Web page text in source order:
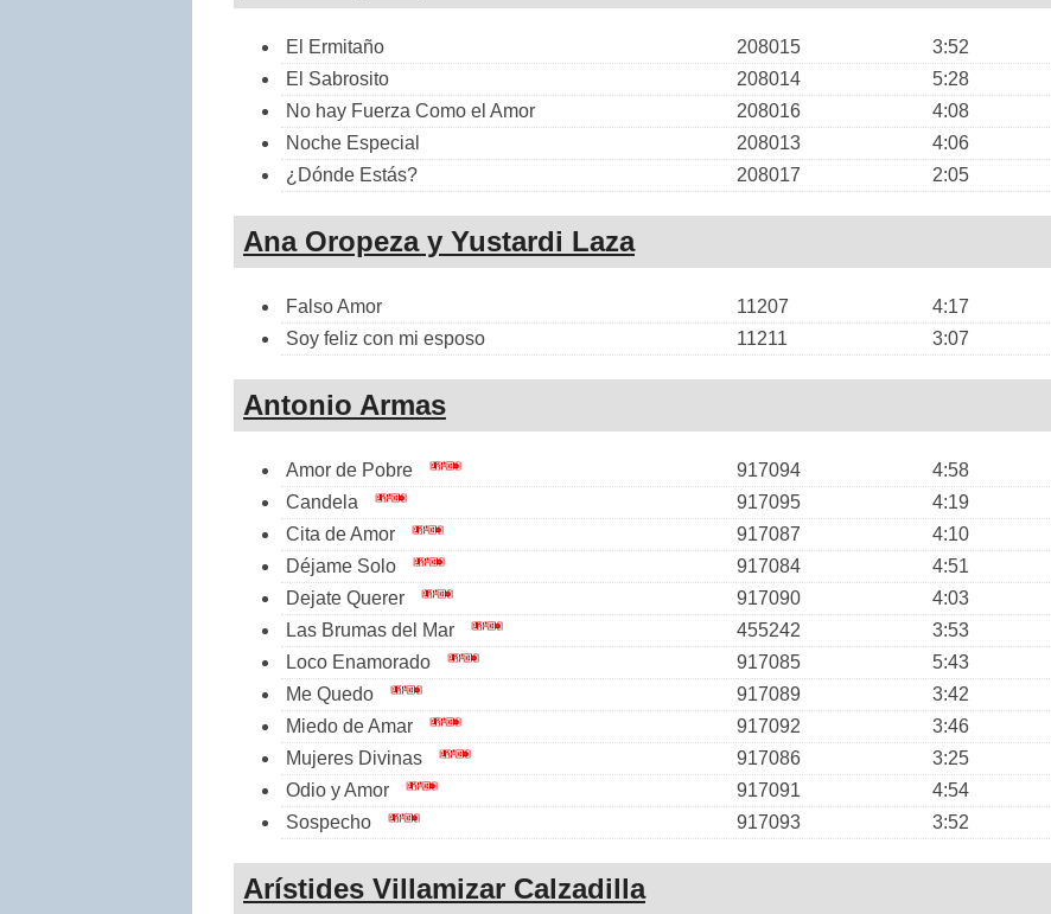
El Ermitaño 208015 3:52
El Sabrosito
208014 5:28
No hay Fuerza Como el Amor
208016 4:08
Noche Especial
208013 4:06
¿Dónde Estás?
208017 2:05
Ana Oropeza y Yustardi Laza
Falso Amor 11207 4:17
Soy feliz con mi esposo
11211 3:07
Antonio Armas
Amor de Pobre 917094 4:58
Candela
917095 4:19
Cita de Amor
917087 4:10
Déjame Solo
917084 4:51
Dejate Querer
917090 4:03
Las Brumas del Mar
455242 3:53
Loco Enamorado
917085 5:43
Me Quedo
917089 3:42
Miedo de Amar
917092 3:46
Mujeres Divinas
917086 3:25
Odio y Amor
917091 4:54
Sospecho
917093 3:52
Arístides Villamizar Calzadilla